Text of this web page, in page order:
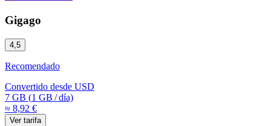
Gigago
4,5
Recomendado
Convertido desde USD
7 GB (1 GB /día)
≈ 8,92 €
Ver tarifa